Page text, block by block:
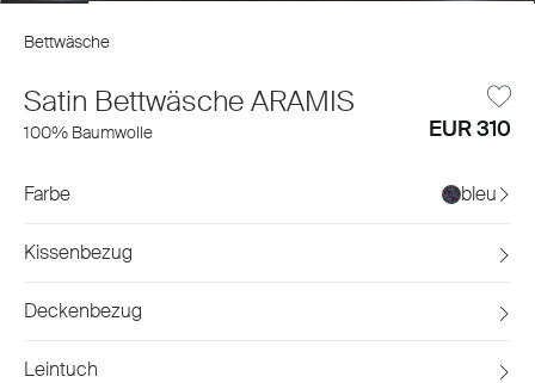
Bettwäsche
Satin Bettwäsche ARAMIS
100% Baumwolle EUR 310
Farbe bleu
Kissenbezug
Deckenbezug
Leintuch